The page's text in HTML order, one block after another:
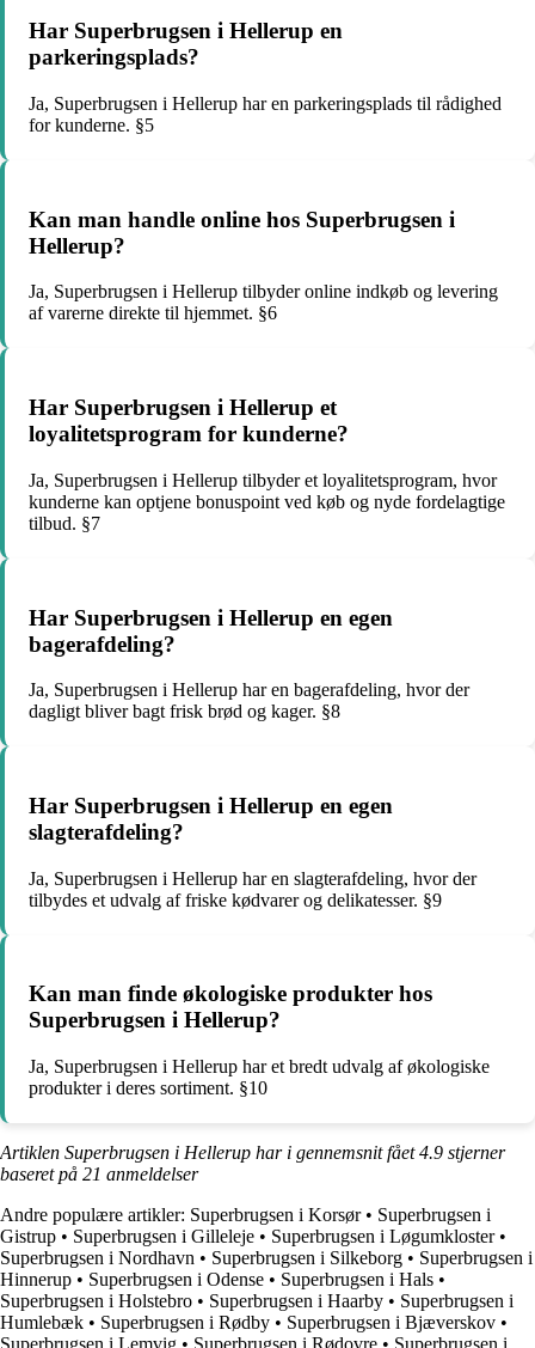
Har Superbrugsen i Hellerup en
parkeringsplads?
Ja, Superbrugsen i Hellerup har en parkeringsplads til rådighed
for kunderne. §5
Kan man handle online hos Superbrugsen i
Hellerup?
Ja, Superbrugsen i Hellerup tilbyder online indkøb og levering
af varerne direkte til hjemmet. §6
Har Superbrugsen i Hellerup et
loyalitetsprogram for kunderne?
Ja, Superbrugsen i Hellerup tilbyder et loyalitetsprogram, hvor
kunderne kan optjene bonuspoint ved køb og nyde fordelagtige
tilbud. §7
Har Superbrugsen i Hellerup en egen
bagerafdeling?
Ja, Superbrugsen i Hellerup har en bagerafdeling, hvor der
dagligt bliver bagt frisk brød og kager. §8
Har Superbrugsen i Hellerup en egen
slagterafdeling?
Ja, Superbrugsen i Hellerup har en slagterafdeling, hvor der
tilbydes et udvalg af friske kødvarer og delikatesser. §9
Kan man finde økologiske produkter hos
Superbrugsen i Hellerup?
Ja, Superbrugsen i Hellerup har et bredt udvalg af økologiske
produkter i deres sortiment. §10
Artiklen Superbrugsen i Hellerup har i gennemsnit fået4.9 stjerner
baseret på 21 anmeldelser
Andre populære artikler: Superbrugsen i Korsør• Superbrugsen i
Gistrup • Superbrugsen i Gilleleje • Superbrugsen i Løgumkloster•
Superbrugsen i Nordhavn • Superbrugsen i Silkeborg • Superbrugsen i
Hinnerup • Superbrugsen i Odense • Superbrugsen i Hals •
Superbrugsen i Holstebro • Superbrugsen i Haarby • Superbrugsen i
Humlebæk • Superbrugsen i Rødby • Superbrugsen i Bjæverskov •